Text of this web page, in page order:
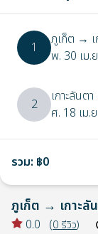
1 ภูเก็ต →
พ. 30 เม.
2 เกาะลันตา
ศ. 18 เม.
รวม: ฿0
ภูเก็ต → เกาะลั
0.0 (0 รีวิว)